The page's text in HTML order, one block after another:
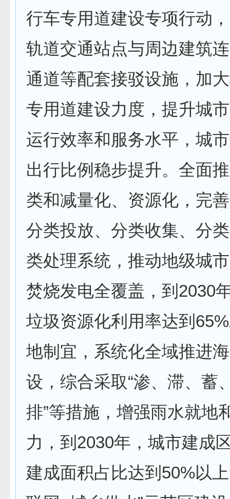
行车专用道建设专项行动
轨道交通站点与周边建筑
通道等配套接驳设施，加
专用道建设力度，提升城
运行效率和服务水平，城
出行比例稳步提升。全面
类和减量化、资源化，完
分类投放、分类收集、分
类处理系统，推动地级城
焚烧发电全覆盖，到2030
垃圾资源化利用率达到
地制宜，系统化全域推进
设，综合采取“渗、滞、蓄
排”等措施，增强雨水就地
力，到2030年，城市建成
建成面积占比达到50%以